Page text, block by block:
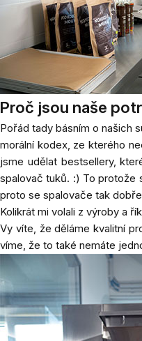
Proč jsou naše
Pořád tady básním o našich
morální kodex, ze kterého
jsme udělat bestsellery,
spalovač tuků. :) To protože
proto se spalovače tak
Kolikrát mi volali z výroby a
Vy víte, že děláme kvalitní
víme, že to také nemáte